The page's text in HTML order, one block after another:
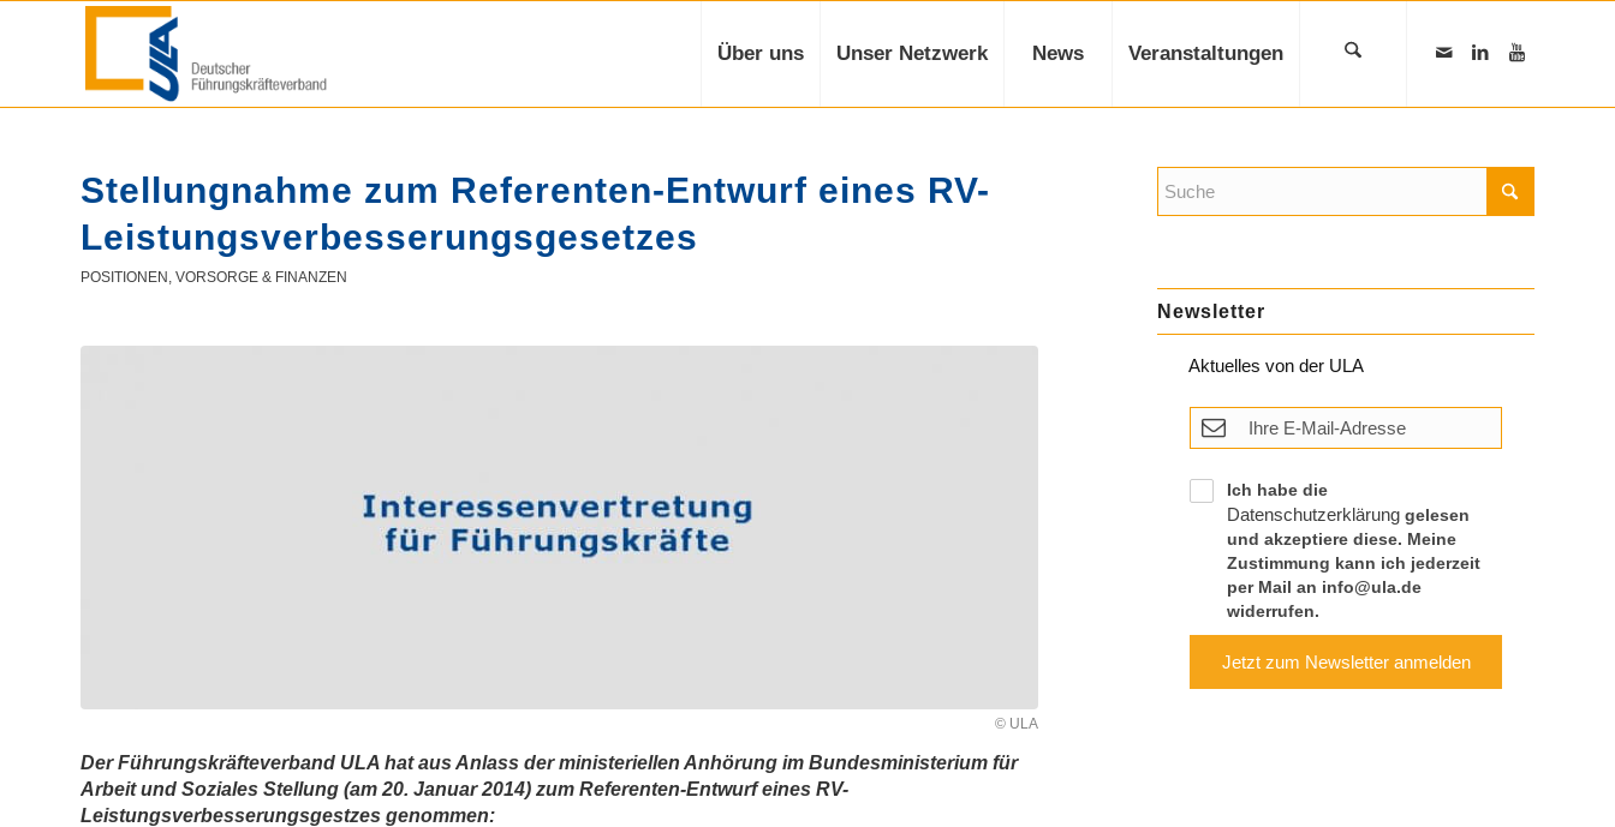
Über uns Unser Netzwerk News Veranstaltungen
Stellungnahme zum Referenten-Entwurf eines RV-
Leistungsverbesserungsgesetzes
POSITIONEN , VORSORGE & FINANZEN
© ULA
Der Führungskräfteverband ULA hat aus Anlass der ministeriellen Anhörung im Bundesministerium für
Arbeit und Soziales Stellung (am 20. Januar 2014) zum Referenten-Entwurf eines RV-
Leistungsverbesserungsgestzes genommen:
Newsletter
Jetzt zum Newsletter anmelden
Aktuelles von der ULA
Ich habe die
Datenschutzerklärunggelesen
und akzeptiere diese. Meine
Zustimmung kann ich jederzeit
per Mail an info@ula.de
widerrufen.